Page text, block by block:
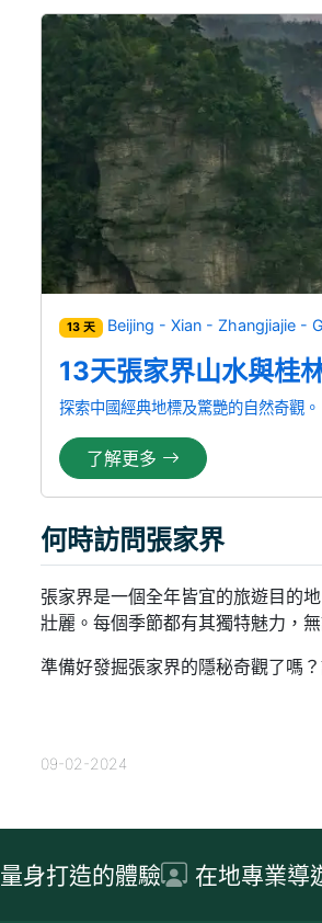
13 天 Beijing - Xian - Zhangjiajie -
13天張家界山水與桂
探索中國經典地標及驚艷的自然奇觀。
了解更多
何時訪問張家界
張家界是一個全年皆宜的旅遊目的
壯麗。每個季節都有其獨特魅力，
準備好發掘張家界的隱秘奇觀了嗎
09-02-2024
量身打造的體驗 在地專業導